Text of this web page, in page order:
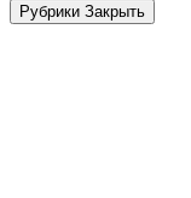
Рубрики Закрыть